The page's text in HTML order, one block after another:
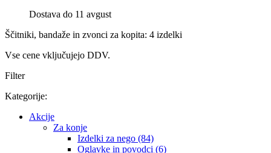
Dostava do 11 avgust
Ščitniki, bandaže in zvonci za kopita: 4 izdelki
Vse cene vključujejo DDV.
Filter
Kategorije:
Akcije
Za konje
Izdelki za nego (84)
Oglavke in povodci (6)